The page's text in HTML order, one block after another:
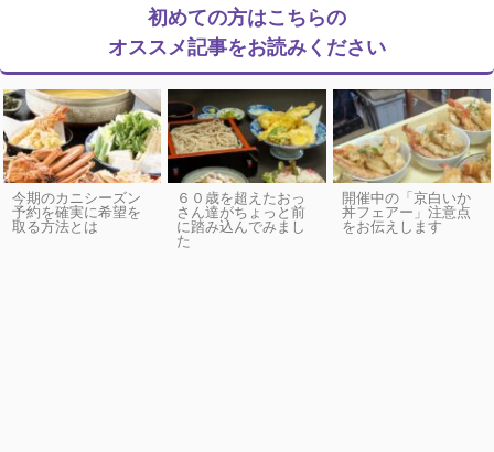
初めての方はこちらの
オススメ記事をお読みください
今期のカニシーズン
予約を確実に希望を
取る方法とは
６０歳を超えたおっ
さん達がちょっと前
に踏み込んでみまし
た
開催中の「京白いか
丼フェアー」注意点
をお伝えします